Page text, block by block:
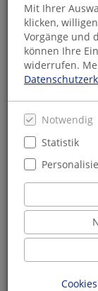
Mit Ihrer
klicken,
Vorgänge und
können Ihre
widerrufen.
Notwendig
Statistik
Click & Collect
✅ Bequem im
✅ Portofrei nach
✅ Oder am
23701 Eutin
unterstützt den
Wir freuen uns
Buchhandlung! 💙